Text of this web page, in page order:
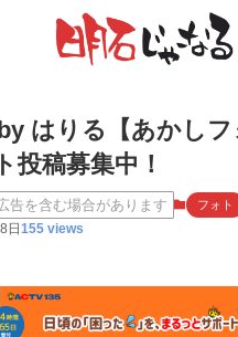
はりる【あかし
投稿募集中！
告を含む場合があります フォト
日155 views